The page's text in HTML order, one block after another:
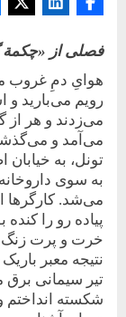
فصلی از «چکمة
هوایِ دمِ غروب
رویم می‌بارید و
می‌زدند و هر از
می‌آمد و
تونل، به
به سوی
می‌شد. کارگرها
پیاده رو را
خرت و پرت زنگ
نتیجه معبر
تیر ‌سیمانی
شکسته